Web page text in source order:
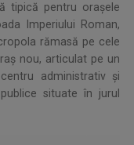
tipică pentru orașele
Imperiului Roman,
rămasă pe cele
nou, articulat pe un
administrativ și
situate în jurul